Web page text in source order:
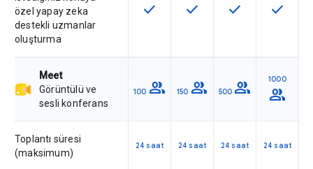
özel yapay zeka
destekli uzmanlar
oluşturma
Bu özellik SKU'da kullanılabilir
check Bu özellik SKU'da
check Bu özellik
check Bu
check
Meet
Görüntülü ve
sesli konferans
100 group 150 group 500 group 1000
group
Toplantı süresi
(maksimum)
24 saat 24 saat 24 saat 24 saat